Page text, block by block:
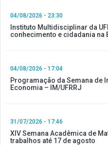
04/08/2026 - 23:30
Instituto Multidisciplinar da
conhecimento e cidadania na
04/08/2026 - 17:04
Programação da Semana de
Economia – IM/UFRRJ
31/07/2026 - 17:46
XIV Semana Acadêmica de
trabalhos até 17 de agosto